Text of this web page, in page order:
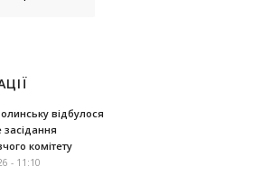
відбулося
засідання
комітету
- 11:10